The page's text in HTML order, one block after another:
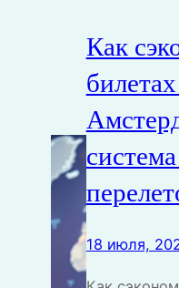
Как
18 июля,